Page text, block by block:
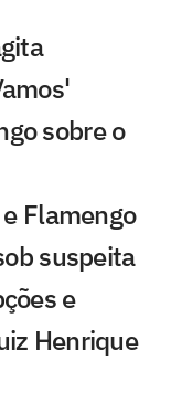
sobre o
Flamengo
suspeita
e
Henrique